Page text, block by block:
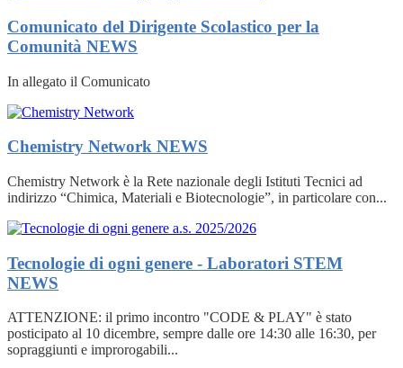
Comunicato del Dirigente Scolastico per la
Comunità NEWS
In allegato il Comunicato
Chemistry Network NEWS
Chemistry Network è la Rete nazionale degli Istituti Tecnici ad
indirizzo “Chimica, Materiali e Biotecnologie”, in particolare con...
Tecnologie di ogni genere - Laboratori STEM
NEWS
ATTENZIONE: il primo incontro "CODE & PLAY" è stato
posticipato al 10 dicembre, sempre dalle ore 14:30 alle 16:30, per
sopraggiunti e improrogabili...